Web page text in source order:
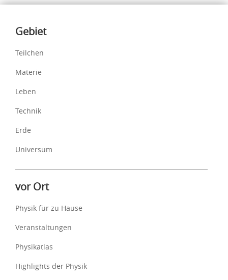
Inhalte
Gebiet
Teilchen
Materie
Leben
Technik
Erde
Universum
vor Ort
Physik für zu Hause
Veranstaltungen
Physikatlas
Highlights der Physik